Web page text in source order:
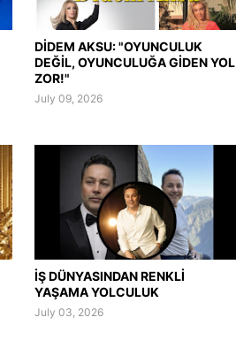
DİDEM AKSU: "OYUNCULUK
DEĞİL, OYUNCULUĞA GİDEN YOL
ZOR!"
July 09, 2026
İŞ DÜNYASINDAN RENKLİ
YAŞAMA YOLCULUK
July 03, 2026